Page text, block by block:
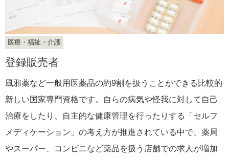
医療・福祉・介護
登録販売者
風邪薬など一般用医薬品の約9割を扱うことができる比較的
新しい国家専門資格です。自らの病気や怪我に対して自己
治療をしたり、自主的な健康管理を行ったりする「セルフ
メディケーション」の考え方が推進されている中で、薬局
やスーパー、コンビニなど薬品を扱う店舗での求人が増加